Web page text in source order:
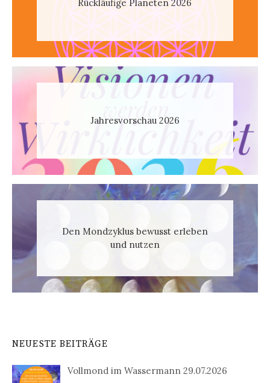
Rückläufige Planeten 2026
Jahresvorschau 2026
Den Mondzyklus bewusst erleben
und nutzen
NEUESTE BEITRÄGE
Vollmond im Wassermann 29.07.2026